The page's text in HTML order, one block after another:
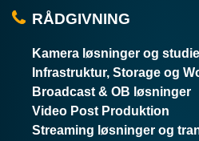
RÅDGIVNING
Kamera løsninger og
Infrastruktur, Storage og
Broadcast & OB løsninger
Video Post Produktion
Streaming løsninger og